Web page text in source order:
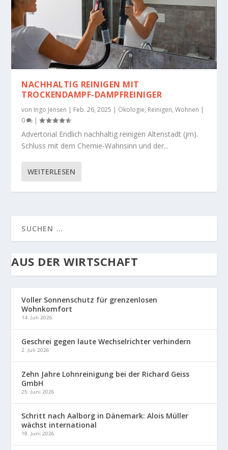
NACHHALTIG REINIGEN MIT
TROCKENDAMPF-DAMPFREINIGER
von Ingo Jensen | Feb. 26, 2025 | Ökologie, Reinigen,Wohnen |
0
|
Advertorial Endlich nachhaltig reinigen Altenstadt (jm).
Schluss mit dem Chemie-Wahnsinn und der...
WEITERLESEN
AUS DER WIRTSCHAFT
Voller Sonnenschutz für grenzenlosen
Wohnkomfort
14. Juli 2026
Geschrei gegen laute Wechselrichter verhindern
2. Juli 2026
Zehn Jahre Lohnreinigung bei der Richard Geiss
GmbH
25. Juni 2026
Schritt nach Aalborg in Dänemark: Alois Müller
wächst international
18. Juni 2026